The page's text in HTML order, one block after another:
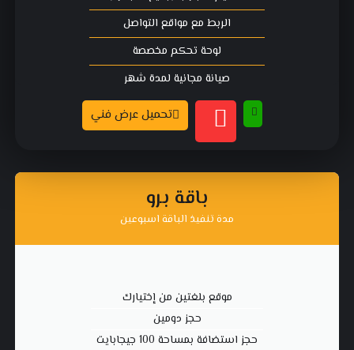
الربط مع مواقع التواصل
لوحة تحكم مخصصة
صيانة مجانية لمدة شهر
تحميل عرض فني
باقة برو
مدة تنفيذ الباقة اسبوعين
موقع بلغتين من إختيارك
حجز دومين
حجز استضافة بمساحة 100 جيجابايت